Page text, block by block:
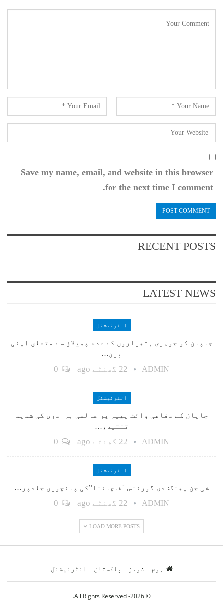
Save my name, email, and website in this browser
for the next time I comment.
RECENT POSTS
LATEST NEWS
انٹرنیشنل
جاپان کو جوہری ہتھیاروں کے عدم پھیلاؤ سے متعلق اپنی
بین…
ADMIN 22 گھنٹے ago
انٹرنیشنل
جاپان کے دفاعی وائٹ پیپر پر عالمی برادری کی شدید
تنقید،…
ADMIN 22 گھنٹے ago
انٹرنیشنل
شی جن پھنگ: دی گورننس آف چائنا”کی پانچویں جلدپر…
ADMIN 22 گھنٹے ago
LOAD MORE POSTS
ہوم شوبز پاکستان انٹرنیشنل
© 2026- All Rights Reserved.